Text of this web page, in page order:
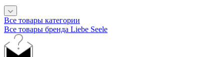
Все товары категории
Все товары бренда Liebe Seele